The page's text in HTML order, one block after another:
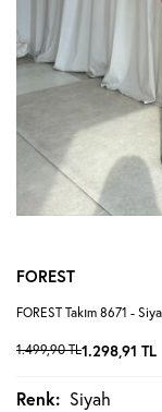
FOREST
FOREST Takım 8671 -
1.499,90TL1.298,91 TL
Renk: Siyah